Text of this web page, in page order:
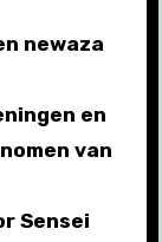
newaza
en
van
Sensei